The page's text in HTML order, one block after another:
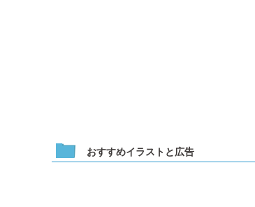
おすすめイラストと広告